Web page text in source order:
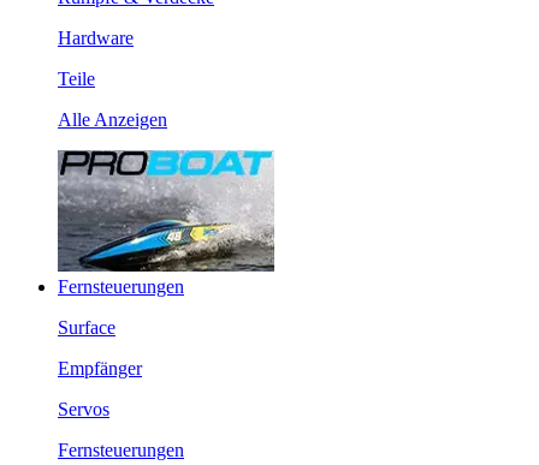
Hardware
Teile
Alle Anzeigen
Fernsteuerungen
Surface
Empfänger
Servos
Fernsteuerungen